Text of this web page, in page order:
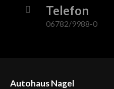
Telefon
06782/9988-0
Autohaus Nagel